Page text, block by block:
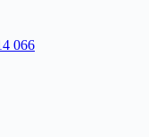
066